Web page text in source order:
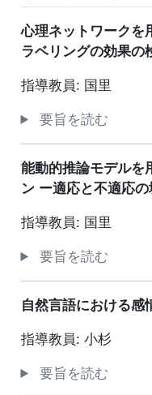
心理ネットワークを
ラベリングの効果の
指導教員: 国里
要旨を読む
能動的推論モデルを
ン ー適応と不適応
指導教員: 国里
要旨を読む
自然言語における感
指導教員: 小杉
要旨を読む